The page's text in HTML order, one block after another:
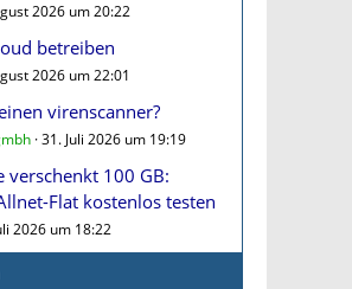
2026 um 20:22
betreiben
2026 um 22:01
virenscanner?
31. Juli 2026 um 19:19
verschenkt 100 GB:
Flat kostenlos testen
2026 um 18:22